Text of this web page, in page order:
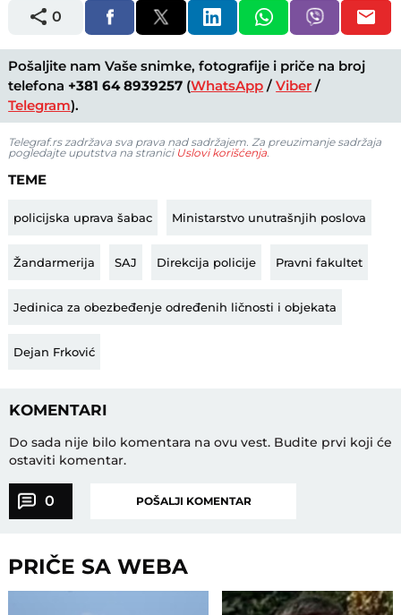
0
Pošaljite nam Vaše snimke, fotografije i priče na broj
telefona +381 64 8939257 (WhatsApp /Viber /
Telegram).
Telegraf.rs zadržava sva prava nad sadržajem. Za preuzimanje sadržaja
pogledajte uputstva na stranici Uslovi korišćenja.
TEME
policijska uprava šabac Ministarstvo unutrašnjih poslova
Žandarmerija SAJ Direkcija policije Pravni fakultet
Jedinica za obezbeđenje određenih ličnosti i objekata
Dejan Frković
KOMENTARI
Do sada nije bilo komentara na ovu vest. Budite prvi koji će
ostaviti komentar.
0 POŠALJI KOMENTAR
PRIČE SA WEBA